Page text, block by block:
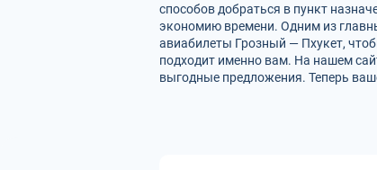
способов добраться в пункт
экономию времени. Одним из
авиабилеты Грозный — Пхукет,
подходит именно вам. На нашем
выгодные предложения. Теперь